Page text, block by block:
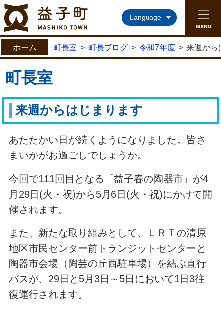
益子町ホームページ
Language
ホーム 町長室 > 町長ブログ > 令和7年度 > 来週から
町長室
来週からはじまります
あたたかい日が続くようになりました。皆さ
まいかがお過ごしでしょうか。
今回で111回目となる「益子春の陶器市」が4
月29日(火・祝)から5月6日(火・祝)にかけて開
催されます。
また、新たな取り組みとして、ＬＲＴの清原
地区市民センター前トランジットセンターと
陶器市会場（陶芸の丘西駐車場）を結ぶ直行
バスが、29日と5月3日～5日において1日3往
復運行されます。